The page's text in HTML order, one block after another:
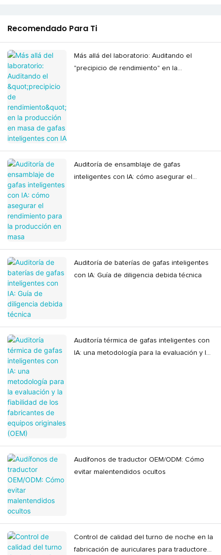
Recomendado Para Ti
Más allá del laboratorio: Auditando el
"precipicio de rendimiento" en la
Auditoría de ensamblaje de gafas
inteligentes con IA: cómo asegurar el
Auditoría de baterías de gafas inteligentes
con IA: Guía de diligencia debida técnica
Auditoría térmica de gafas inteligentes con
IA: una metodología para la evaluación y la
Audífonos de traductor OEM/ODM: Cómo
evitar malentendidos ocultos
Control de calidad del turno de noche en la
fabricación de auriculares para traductores: